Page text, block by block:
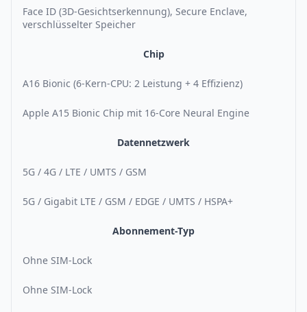
Face ID (3D-Gesichtserkennung), Secure Enclave,
verschlüsselter Speicher
Chip
A16 Bionic (6-Kern-CPU: 2 Leistung + 4 Effizienz)
Apple A15 Bionic Chip mit 16-Core Neural Engine
Datennetzwerk
5G / 4G / LTE / UMTS / GSM
5G / Gigabit LTE / GSM / EDGE / UMTS / HSPA+
Abonnement-Typ
Ohne SIM-Lock
Ohne SIM-Lock